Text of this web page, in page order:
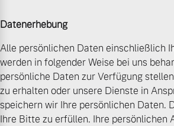
Volvo Selekt
Die
Mehr erfahren
Entdecken
saisonalen
Mehr erfahren
Datenerhebung
Alle persönlichen Daten einschließlich
werden in folgender Weise bei uns
persönliche Daten zur Verfügung
zu erhalten oder unsere Dienste in
speichern wir Ihre persönlichen Daten.
Ihre Bitte zu erfüllen. Ihre persönlichen